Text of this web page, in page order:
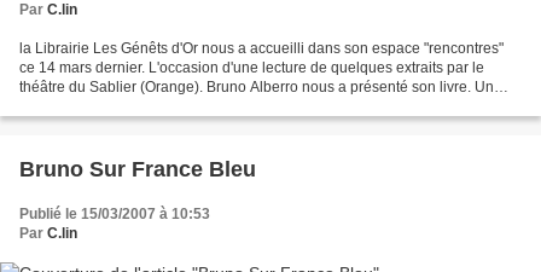
Par C.lin
la Librairie Les Génêts d'Or nous a accueilli dans son espace "rencontres"
ce 14 mars dernier. L'occasion d'une lecture de quelques extraits par le
théâtre du Sablier (Orange). Bruno Alberro nous a présenté son livre. Un
Bruno Sur France Bleu
Publié le 15/03/2007 à 10:53
Par C.lin